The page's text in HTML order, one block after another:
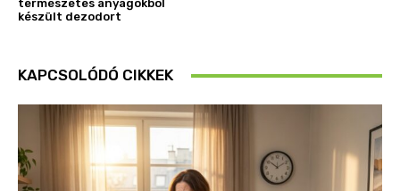
természetes anyagokból
készült dezodort
KAPCSOLÓDÓ CIKKEK